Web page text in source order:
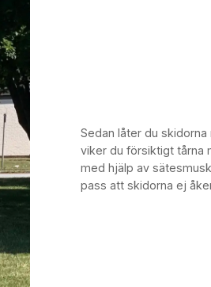
Sedan låter du
viker du försiktigt tårna
med hjälp av
pass att skidorna ej